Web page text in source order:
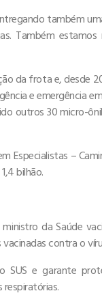
também
Também
da frota e, desde
e emergência
outros 30 micro-
Especialistas –
bilhão.
da Saúde
contra o
SUS e garante